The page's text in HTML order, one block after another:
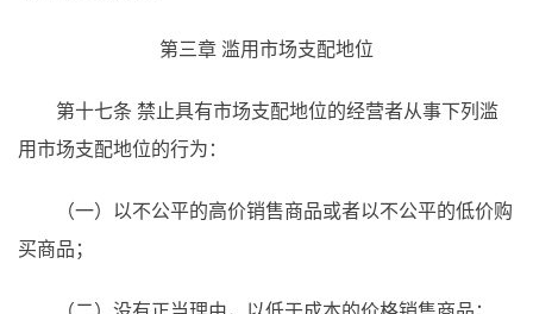
第三章 滥用市场支配地位
第十七条 禁止具有市场支配地位的经营者从事下列滥
用市场支配地位的行为：
（一）以不公平的高价销售商品或者以不公平的低价购
买商品；